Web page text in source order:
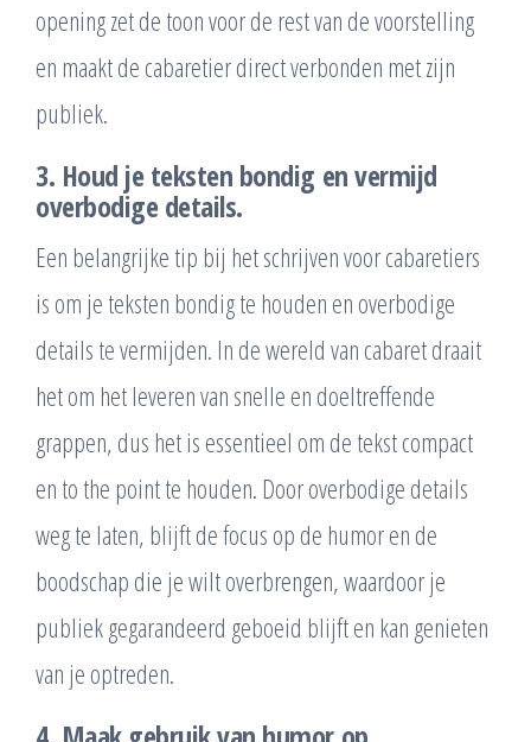
opening zet de toon voor de rest van de voorstelling
en maakt de cabaretier direct verbonden met zijn
publiek.
3. Houd je teksten bondig en vermijd
overbodige details.
Een belangrijke tip bij het schrijven voor cabaretiers
is om je teksten bondig te houden en overbodige
details te vermijden. In de wereld van cabaret draait
het om het leveren van snelle en doeltreffende
grappen, dus het is essentieel om de tekst compact
en to the point te houden. Door overbodige details
weg te laten, blijft de focus op de humor en de
boodschap die je wilt overbrengen, waardoor je
publiek gegarandeerd geboeid blijft en kan genieten
van je optreden.